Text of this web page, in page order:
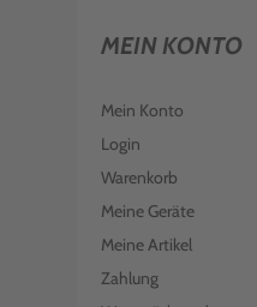
MEIN KONTO
Mein Konto
Login
Warenkorb
Meine Geräte
Meine Artikel
Zahlung